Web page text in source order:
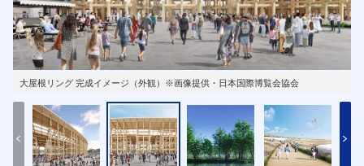
大屋根リング 完成イメージ（外観）※画像提供・日本国際博覧会協会